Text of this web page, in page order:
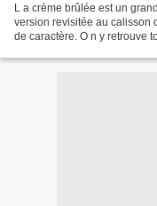
L a crème brûlée est un
version revisitée au calisson
de caractère. O n y retrouve